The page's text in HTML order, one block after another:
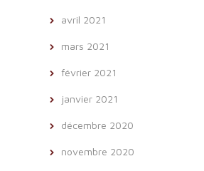
avril 2021
mars 2021
février 2021
janvier 2021
décembre 2020
novembre 2020